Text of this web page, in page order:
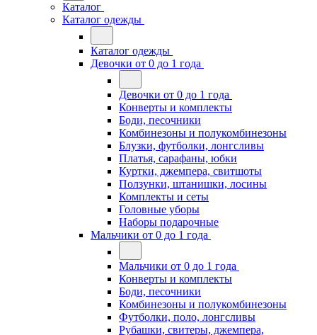
Каталог
Каталог одежды
Каталог одежды
Девочки от 0 до 1 года
Девочки от 0 до 1 года
Конверты и комплекты
Боди, песочники
Комбинезоны и полукомбинезоны
Блузки, футболки, лонгсливы
Платья, сарафаны, юбки
Куртки, джемпера, свитшоты
Ползунки, штанишки, лосины
Комплекты и сеты
Головные уборы
Наборы подарочные
Мальчики от 0 до 1 года
Мальчики от 0 до 1 года
Конверты и комплекты
Боди, песочники
Комбинезоны и полукомбинезоны
Футболки, поло, лонгсливы
Рубашки, свитеры, джемпера,